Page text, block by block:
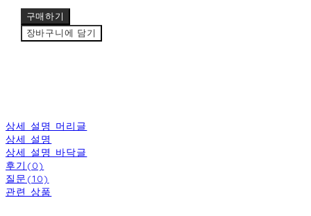
구매하기
장바구니에 담기
상세 설명 머리글
상세 설명
상세 설명 바닥글
후기(0)
질문(10)
관련 상품